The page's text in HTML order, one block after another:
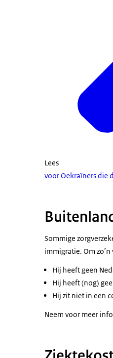
Lees
voor Oekraïners die
Sommige
immigratie. Om
Hij heeft geen
Hij heeft (nog)
Hij zit niet in een
Neem voor meer